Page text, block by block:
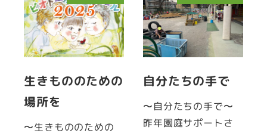
生きもののための
場所を
〜生きもののための
自分たちの手で
〜自分たちの手で〜
昨年園庭サポートさ